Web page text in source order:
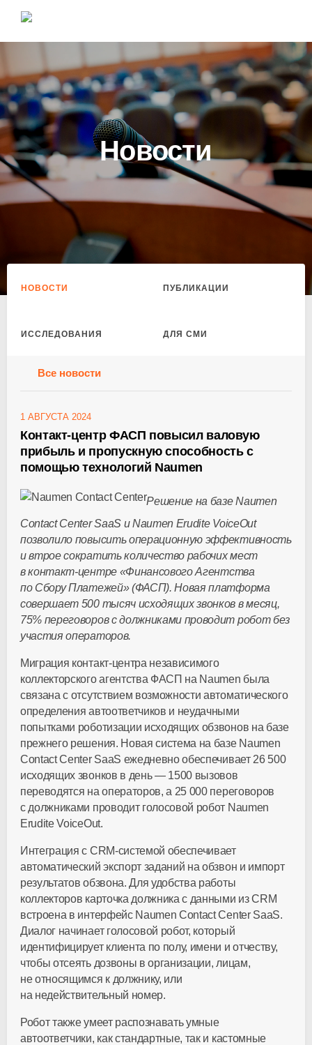
Новости
НОВОСТИ ПУБЛИКАЦИИ
ИССЛЕДОВАНИЯ ДЛЯ СМИ
Все новости
1 АВГУСТА 2024
Контакт-центр ФАСП повысил валовую
прибыль и пропускную способность с
помощью технологий Naumen
Решение на базе Naumen
Contact Center SaaS и Naumen Erudite VoiceOut
позволило повысить операционную эффективность
и втрое сократить количество рабочих мест
вконтакт-центре«Финансового Агентства
по Сбору Платежей» (ФАСП). Новая платформа
совершает 500 тысяч исходящих звонков в месяц,
75% переговоров с должниками проводит робот без
участия операторов.
Миграция контакт-центра независимого
коллекторского агентства ФАСП на Naumen была
связана с отсутствием возможности автоматического
определения автоответчиков и неудачными
попытками роботизации исходящих обзвонов на базе
прежнего решения. Новая система на базе Naumen
Contact Center SaaS ежедневно обеспечивает 26 500
исходящих звонков в день — 1500 вызовов
переводятся на операторов, а 25 000 переговоров
с должниками проводит голосовой робот Naumen
Erudite VoiceOut.
Интеграция с CRM-системой обеспечивает
автоматический экспорт заданий на обзвон и импорт
результатов обзвона. Для удобства работы
коллекторов карточка должника с данными из CRM
встроена в интерфейс Naumen Contact Center SaaS.
Диалог начинает голосовой робот, который
идентифицирует клиента по полу, имени и отчеству,
чтобы отсеять дозвоны в организации, лицам,
не относящимся к должнику, или
на недействительный номер.
Робот также умеет распознавать умные
автоответчики, как стандартные, так и кастомные